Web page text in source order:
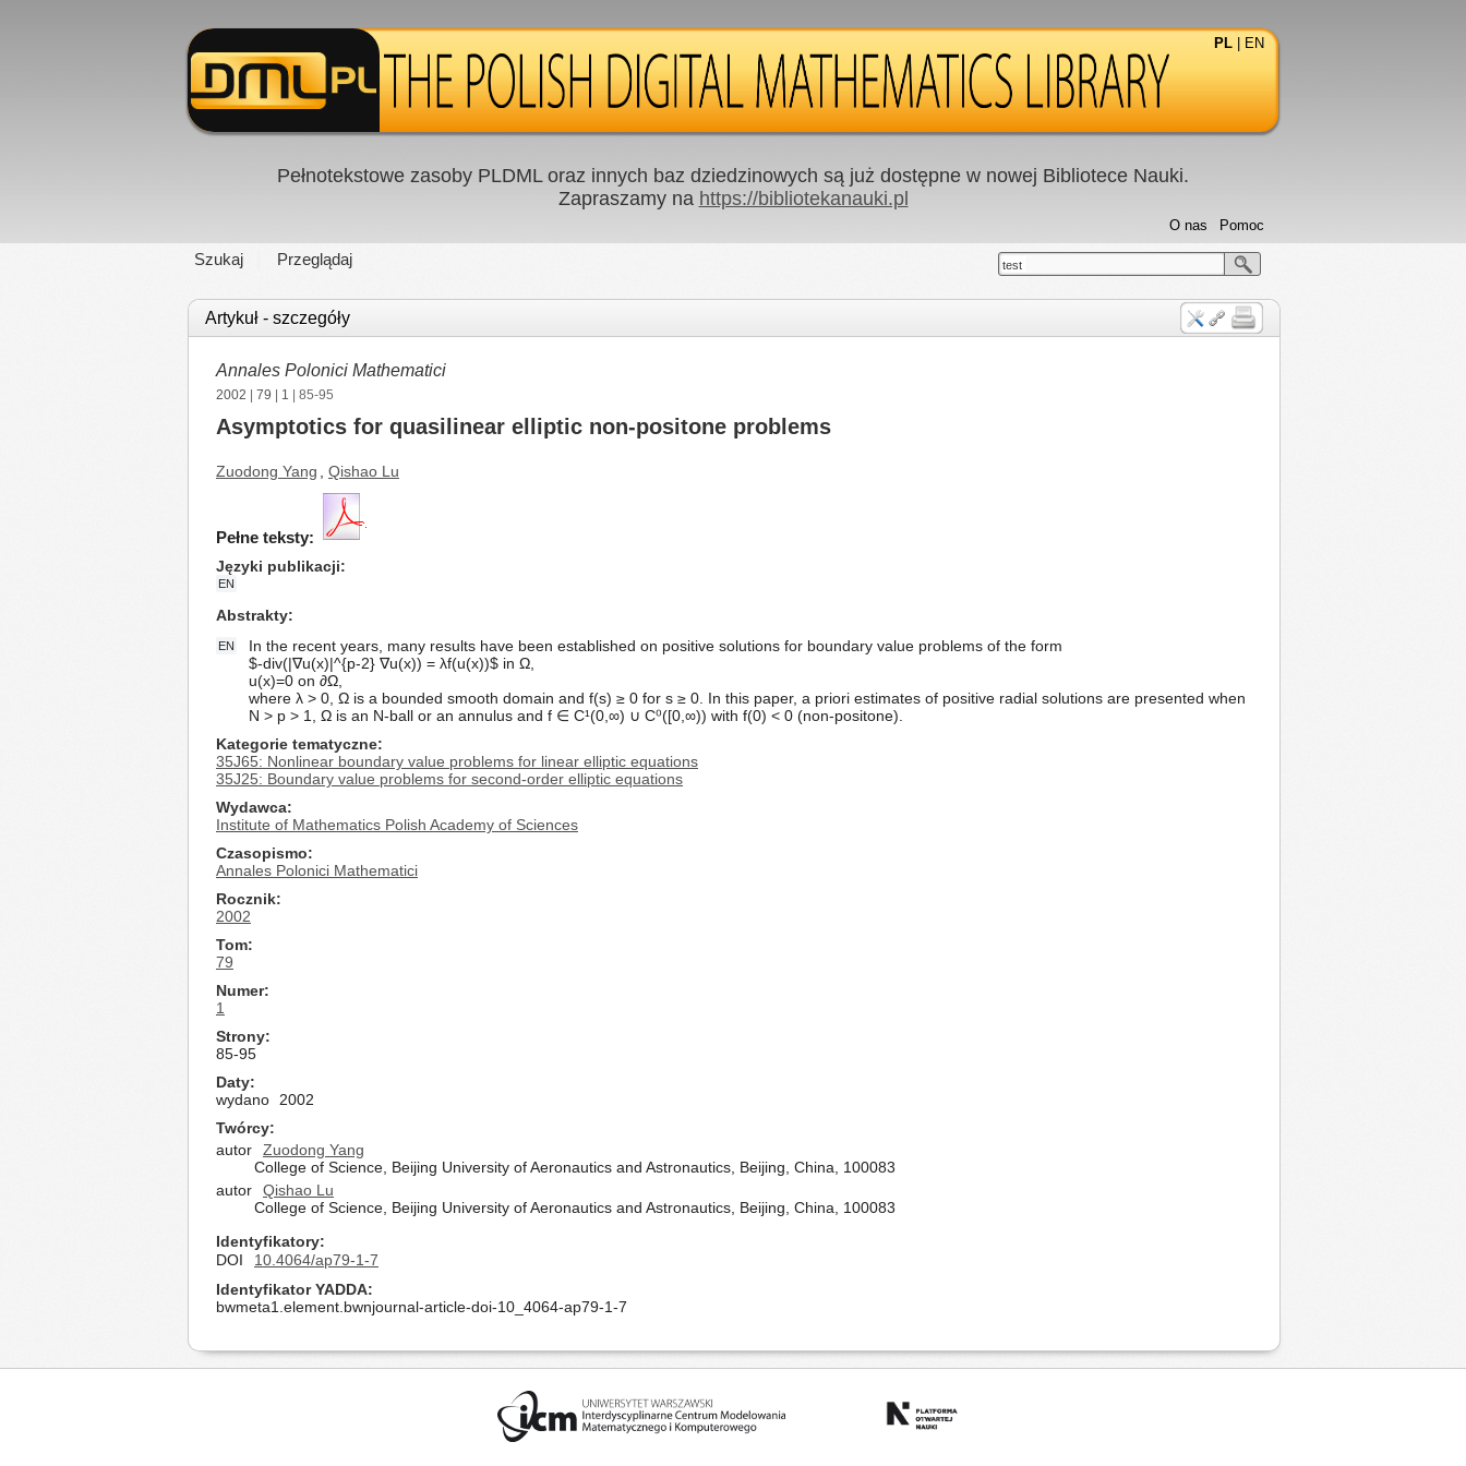
PL EN
Pełnotekstowe zasoby PLDML oraz innych baz dziedzinowych są już dostępne w nowej Bibliotece Nauki.
Zapraszamy na https://bibliotekanauki.pl
Szukaj Przeglądaj
Pomoc
O nas
test
Artykuł - szczegóły
Annales Polonici Mathematici
2002 79 1 | 85-95
Asymptotics for quasilinear elliptic non-positone problems
Zuodong Yang Qishao Lu
Pełne teksty:
Języki publikacji
EN
Abstrakty
EN
In the recent years, many results have been established on positive solutions for boundary value problems of the form
$-div(|∇u(x)|^{p-2} ∇u(x)) = λf(u(x))$ in Ω,
u(x)=0 on ∂Ω,
where λ > 0, Ω is a bounded smooth domain and f(s) ≥ 0 for s ≥ 0. In this paper, a priori estimates of positive radial solutions are presented when
N > p > 1, Ω is an N-ball or an annulus and f ∈ C¹(0,∞) ∪ C⁰([0,∞)) with f(0) < 0 (non-positone).
Kategorie tematyczne
35J65: Nonlinear boundary value problems for linear elliptic equations
35J25: Boundary value problems for second-order elliptic equations
Wydawca
Institute of Mathematics Polish Academy of Sciences
Czasopismo
Annales Polonici Mathematici
Rocznik
2002
Tom
79
Numer
1
Strony
85-95
Daty
wydano
2002
Twórcy
autor
Zuodong Yang
College of Science, Beijing University of Aeronautics and Astronautics, Beijing, China, 100083
autor
Qishao Lu
College of Science, Beijing University of Aeronautics and Astronautics, Beijing, China, 100083
Identyfikatory
DOI
10.4064/ap79-1-7
Identyfikator YADDA
bwmeta1.element.bwnjournal-article-doi-10_4064-ap79-1-7